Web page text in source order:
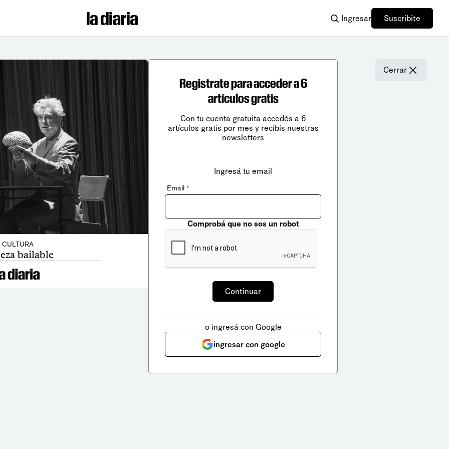
Ingresar Suscribite
CULTURA
bailable
Cerrar
Registrate para acceder a 6
artículos gratis
Con tu cuenta gratuita accedés a 6
artículos gratis por mes y recibís nuestras
newsletters
Ingresá tu email
Email *
Comprobá que no sos un robot
o ingresá con Google
ingresar con google